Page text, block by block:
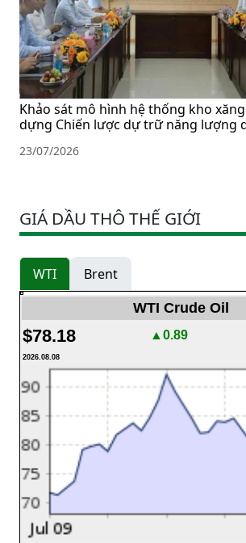
Khảo sát mô hình hệ thống kho
dựng Chiến lược dự trữ năng lượng
23/07/2026
GIÁ DẦU THÔ THẾ GIỚI
WTI Brent
WTI Crude Oil
$78.18 ▲0.89
2026.08.08